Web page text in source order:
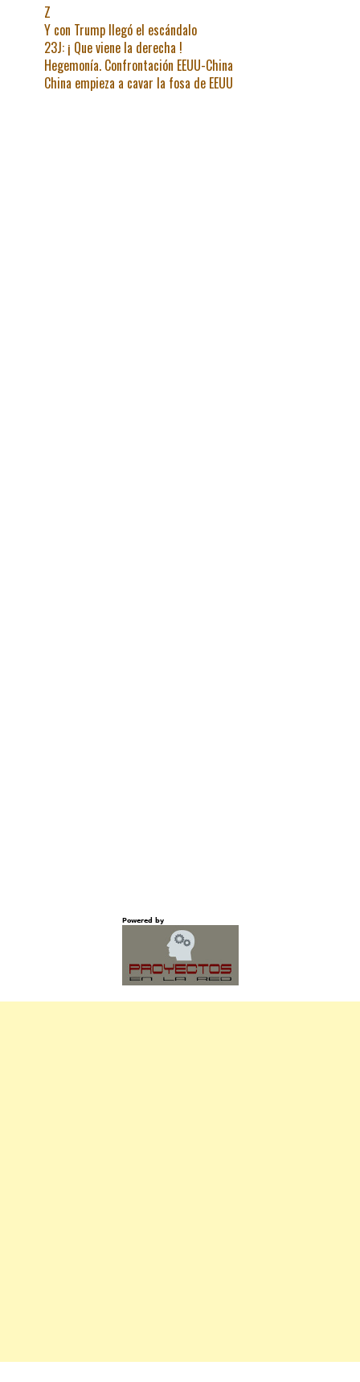
Z
Y con Trump llegó el escándalo
23J: ¡ Que viene la derecha !
Hegemonía. Confrontación EEUU-China
China empieza a cavar la fosa de EEUU